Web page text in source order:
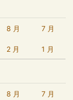
8 月 7 月
2 月 1 月
8 月 7 月